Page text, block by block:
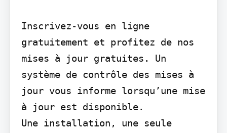
Inscrivez-vous en ligne
gratuitement et profitez de nos
mises à jour gratuites. Un
système de contrôle des mises à
jour vous informe lorsqu’une mise
à jour est disponible.
Une installation, une seule